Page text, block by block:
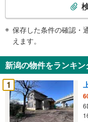
知
を
受
け
取
る
保存した条件の確認・
えます。
新潟の物件をランキ
1